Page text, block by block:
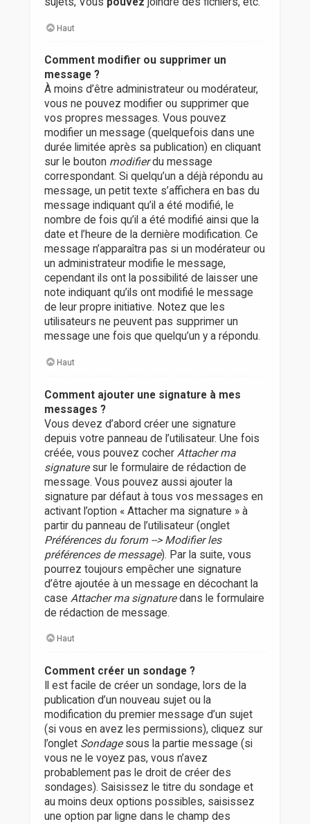
Haut
Comment modifier ou supprimer un
message ?
À moins d’être administrateur ou modérateur,
vous ne pouvez modifier ou supprimer que
vos propres messages. Vous pouvez
modifier un message (quelquefois dans une
durée limitée après sa publication) en cliquant
sur le bouton modifierdu message
correspondant. Si quelqu’un a déjà répondu au
message, un petit texte s’affichera en bas du
message indiquant qu’il a été modifié, le
nombre de fois qu’il a été modifié ainsi que la
date et l’heure de la dernière modification. Ce
message n’apparaîtra pas si un modérateur ou
un administrateur modifie le message,
cependant ils ont la possibilité de laisser une
note indiquant qu’ils ont modifié le message
de leur propre initiative. Notez que les
utilisateurs ne peuvent pas supprimer un
message une fois que quelqu’un y a répondu.
Haut
Comment ajouter une signature à mes
messages ?
Vous devez d’abord créer une signature
depuis votre panneau de l’utilisateur. Une fois
créée, vous pouvez cocher Attacher ma
signaturesur le formulaire de rédaction de
message. Vous pouvez aussi ajouter la
signature par défaut à tous vos messages en
activant l’option « Attacher ma signature » à
partir du panneau de l’utilisateur (onglet
Préférences du forum --> Modifier les
préférences de message). Par la suite, vous
pourrez toujours empêcher une signature
d’être ajoutée à un message en décochant la
case Attacher ma signaturedans le formulaire
de rédaction de message.
Haut
Comment créer un sondage ?
Il est facile de créer un sondage, lors de la
publication d’un nouveau sujet ou la
modification du premier message d’un sujet
(si vous en avez les permissions), cliquez sur
l’onglet Sondagesous la partie message (si
vous ne le voyez pas, vous n’avez
probablement pas le droit de créer des
sondages). Saisissez le titre du sondage et
au moins deux options possibles, saisissez
une option par ligne dans le champ des